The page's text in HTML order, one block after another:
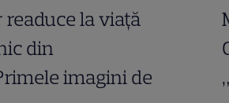
la viață
din
imagini de